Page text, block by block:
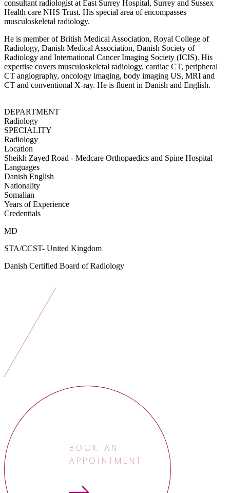
consultant radiologist at East Surrey Hospital, Surrey and Sussex
Health care NHS Trust. His special area of encompasses
musculoskeletal radiology.
He is member of British Medical Association, Royal College of
Radiology, Danish Medical Association, Danish Society of
Radiology and International Cancer Imaging Society (ICIS). His
expertise covers musculoskeletal radiology, cardiac CT, peripheral
CT angiography, oncology imaging, body imaging US, MRI and
CT and conventional X-ray. He is fluent in Danish and English.
DEPARTMENT
Radiology
SPECIALITY
Radiology
Location
Sheikh Zayed Road - Medcare Orthopaedics and Spine Hospital
Languages
Danish English
Nationality
Somalian
Years of Experience
Credentials
MD
STA/CCST- United Kingdom
Danish Certified Board of Radiology
BOOK AN
APPOINTMENT